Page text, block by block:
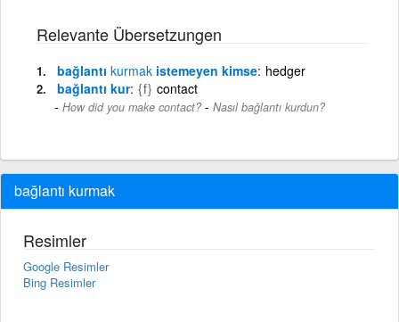
Relevante Übersetzungen
bağlantı kurmak istemeyen kimse hedger
bağlantı kur {f} contact
How did you make contact? - Nasıl bağlantı kurdun?
bağlantı kurmak
Resimler
Google Resimler
Bing Resimler